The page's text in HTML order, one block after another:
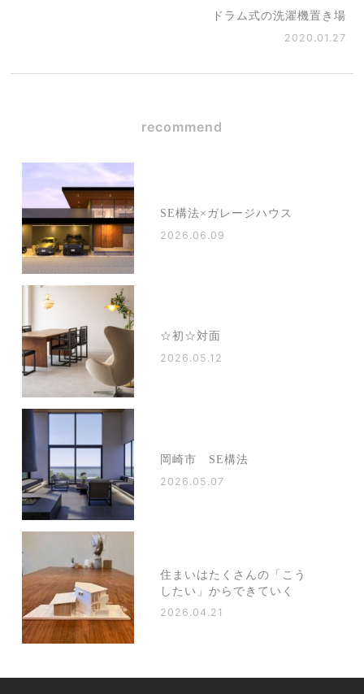
ドラム式の洗濯機置き場
2020.01.27
recommend
SE構法×ガレージハウス
2026.06.09
☆初☆対面
2026.05.12
岡崎市 SE構法
2026.05.07
住まいはたくさんの「こう
したい」からできていく
2026.04.21